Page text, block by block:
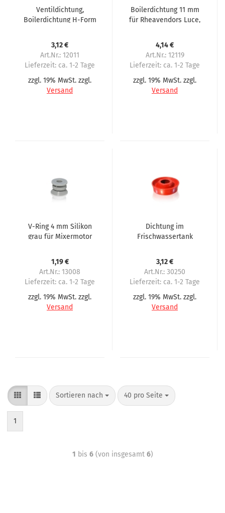
Ventildichtung,
Boilerdichtung H-Form
3,12 €
Art.Nr.: 12011
Lieferzeit: ca. 1-2 Tage
zzgl. 19% MwSt. zzgl.
Versand
Boilerdichtung 11 mm
für Rheavendors Luce,
4,14 €
Art.Nr.: 12119
Lieferzeit: ca. 1-2 Tage
zzgl. 19% MwSt. zzgl.
Versand
V-Ring 4 mm Silikon
grau für Mixermotor
1,19 €
Art.Nr.: 13008
Lieferzeit: ca. 1-2 Tage
zzgl. 19% MwSt. zzgl.
Versand
Dichtung im
Frischwassertank
3,12 €
Art.Nr.: 30250
Lieferzeit: ca. 1-2 Tage
zzgl. 19% MwSt. zzgl.
Versand
Sortieren nach 40 pro Seite
1
1 bis 6(von insgesamt 6)